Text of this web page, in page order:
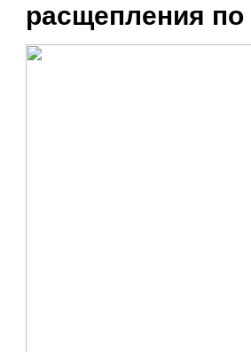
расщепления по